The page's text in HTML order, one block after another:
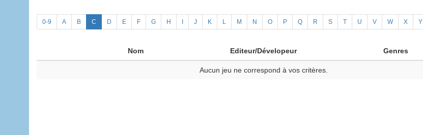
0-9 A B C D E F G H J K L M N O P Q R S T U V W X Y
Nom Editeur/Dévelopeur Genres
Aucun jeu ne correspond à vos critères.